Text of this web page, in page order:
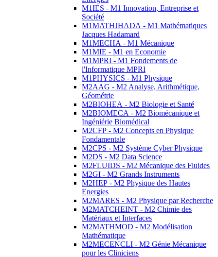
M1IES - M1 Innovation, Entreprise et
Société
M1MATHJHADA - M1 Mathématiques
Jacques Hadamard
M1MECHA - M1 Mécanique
M1MIE - M1 en Economie
M1MPRI - M1 Fondements de
l'Informatique MPRI
M1PHYSICS - M1 Physique
M2AAG - M2 Analyse, Arithmétique,
Géométrie
M2BIOHEA - M2 Biologie et Santé
M2BIOMECA - M2 Biomécanique et
Ingéniérie Biomédical
M2CFP - M2 Concepts en Physique
Fondamentale
M2CPS - M2 Système Cyber Physique
M2DS - M2 Data Science
M2FLUIDS - M2 Mécanique des Fluides
M2GI - M2 Grands Instruments
M2HEP - M2 Physique des Hautes
Energies
M2MARES - M2 Physique par Recherche
M2MATCHEINT - M2 Chimie des
Matériaux et Interfaces
M2MATHMOD - M2 Modélisation
Mathématique
M2MECENCLI - M2 Génie Mécanique
pour les Cliniciens